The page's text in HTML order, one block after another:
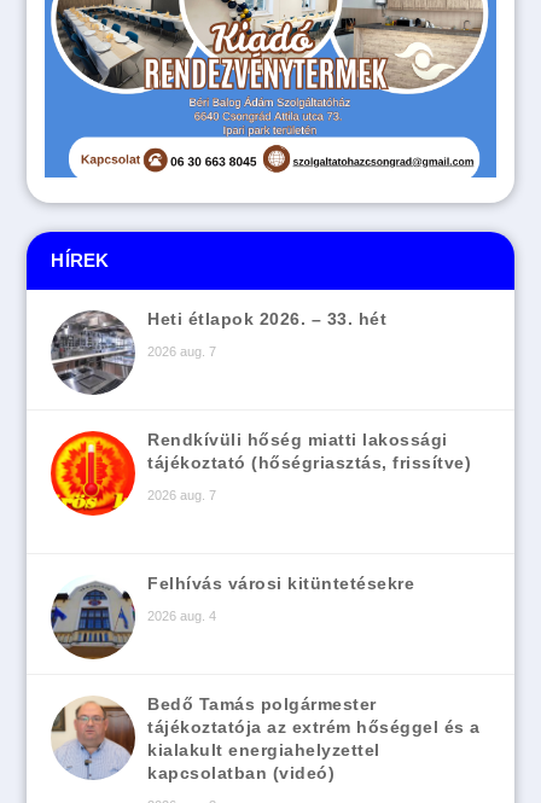
HÍREK
Heti étlapok 2026. – 33. hét
2026 aug. 7
Rendkívüli hőség miatti lakossági
tájékoztató (hőségriasztás, frissítve)
2026 aug. 7
Felhívás városi kitüntetésekre
2026 aug. 4
Bedő Tamás polgármester
tájékoztatója az extrém hőséggel és a
kialakult energiahelyzettel
kapcsolatban (videó)